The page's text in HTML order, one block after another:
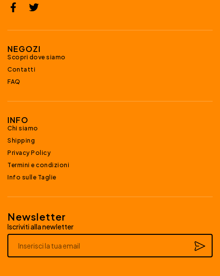
NEGOZI
Scopri dove siamo
Contatti
FAQ
INFO
Chi siamo
Shipping
Privacy Policy
Termini e condizioni
Info sulle Taglie
Newsletter
Iscriviti alla newletter